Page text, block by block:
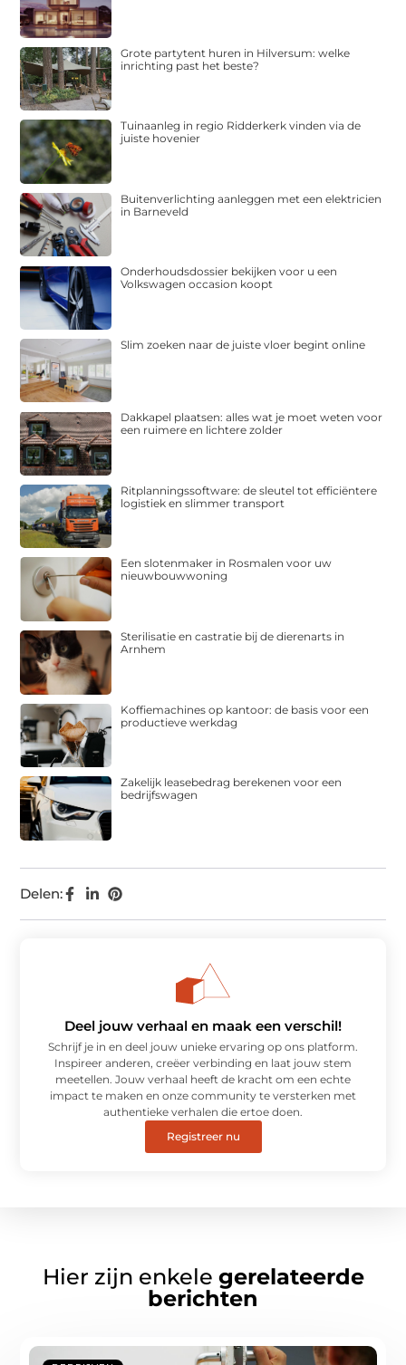
Delen:
Grote partytent huren in Hilversum: welke
inrichting past het beste?
Tuinaanleg in regio Ridderkerk vinden via de
juiste hovenier
Buitenverlichting aanleggen met een elektricien
in Barneveld
Onderhoudsdossier bekijken voor u een
Volkswagen occasion koopt
Slim zoeken naar de juiste vloer begint online
Dakkapel plaatsen: alles wat je moet weten voor
een ruimere en lichtere zolder
Ritplanningssoftware: de sleutel tot efficiëntere
logistiek en slimmer transport
Een slotenmaker in Rosmalen voor uw
nieuwbouwwoning
Sterilisatie en castratie bij de dierenarts in
Arnhem
Koffiemachines op kantoor: de basis voor een
productieve werkdag
Zakelijk leasebedrag berekenen voor een
bedrijfswagen
Deel jouw verhaal en maak een verschil!
Schrijf je in en deel jouw unieke ervaring op ons platform.
Inspireer anderen, creëer verbinding en laat jouw stem
meetellen. Jouw verhaal heeft de kracht om een echte
impact te maken en onze community te versterken met
authentieke verhalen die ertoe doen.
Registreer nu
Hier zijn enkele gerelateerde
berichten